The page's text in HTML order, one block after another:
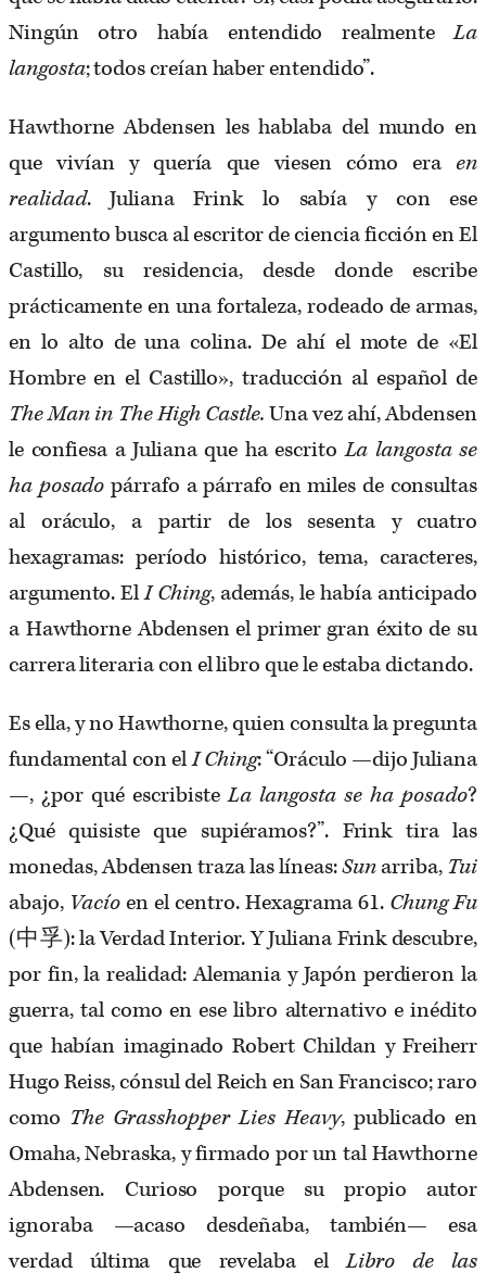
Ningún otro había entendido realmenteLa
langosta; todos creían haber entendido”.
Hawthorne Abdensen les hablaba del mundo en
que vivían y quería que viesen cómo eraen
realidad. Juliana Frink lo sabía y con ese
argumento busca al escritor de ciencia ficción en El
Castillo, su residencia, desde donde escribe
prácticamente en una fortaleza, rodeado de armas,
en lo alto de una colina. De ahí el mote de «El
Hombre en el Castillo», traducción al español de
The Man in The High Castle.Una vez ahí, Abdensen
le confiesa a Juliana que ha escritoLa langosta se
ha posado párrafo a párrafo en miles de consultas
al oráculo, a partir de los sesenta y cuatro
hexagramas: período histórico, tema, caracteres,
argumento. ElI Ching, además, le había anticipado
a Hawthorne Abdensen el primer gran éxito de su
carrera literaria con el libro que le estaba dictando.
Es ella, y no Hawthorne, quien consulta la pregunta
fundamental con elI Ching: “Oráculo —dijo Juliana
—, ¿por qué escribisteLa langosta se ha posado?
¿Qué quisiste que supiéramos?”. Frink tira las
monedas, Abdensen traza las líneas:Sunarriba,Tui
abajo, Vacíoen el centro. Hexagrama 61. Chung Fu
(中孚): la Verdad Interior. Y Juliana Frink descubre,
por fin, la realidad: Alemania y Japón perdieron la
guerra, tal como en ese libro alternativo e inédito
que habían imaginado Robert Childan y Freiherr
Hugo Reiss, cónsul del Reich en San Francisco; raro
como The Grasshopper Lies Heavy, publicado en
Omaha, Nebraska, y firmado por un tal Hawthorne
Abdensen. Curioso porque su propio autor
ignoraba —acaso desdeñaba, también— esa
verdad última que revelaba elLibro de las